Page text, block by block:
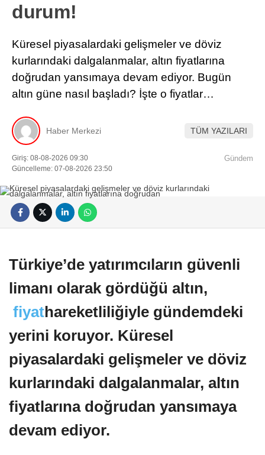
durum!
Küresel piyasalardaki gelişmeler ve döviz
kurlarındaki dalgalanmalar, altın fiyatlarına
doğrudan yansımaya devam ediyor. Bugün
altın güne nasıl başladı? İşte o fiyatlar…
Haber Merkezi TÜM YAZILARI
Giriş: 08-08-2026 09:30
Güncelleme: 07-08-2026 23:50
Gündem
Türkiye’de yatırımcıların güvenli
limanı olarak gördüğü altın,
fiyathareketliliğiyle gündemdeki
yerini koruyor. Küresel
piyasalardaki gelişmeler ve döviz
kurlarındaki dalgalanmalar, altın
fiyatlarına doğrudan yansımaya
devam ediyor.